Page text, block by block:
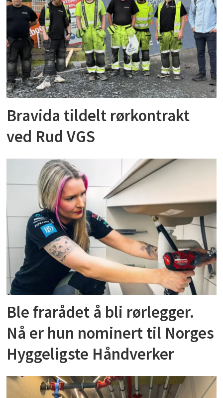
Bravida tildelt rørkontrakt
ved Rud VGS
Ble frarådet å bli rørlegger.
Nå er hun nominert til Norges
Hyggeligste Håndverker